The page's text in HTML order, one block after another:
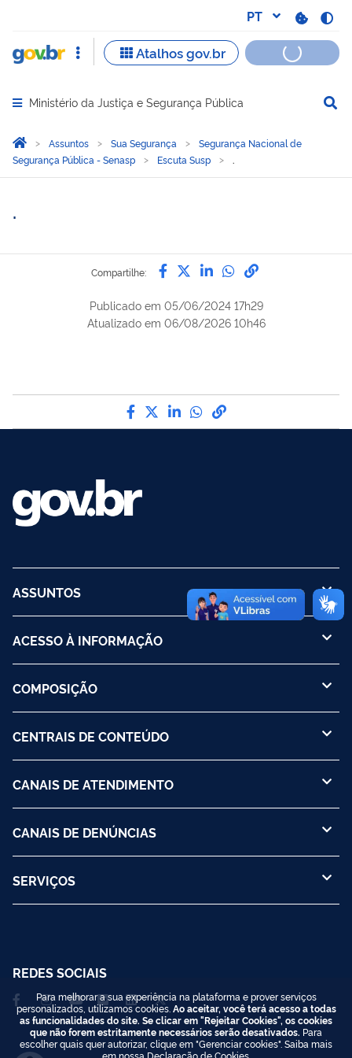
Abrir menu principal de navegação
Ministério da Justiça e Segurança Pública
Você está aqui:
Página Inicial
Assuntos Sua Segurança
Segurança Nacional de
Segurança Pública - Senasp
Escuta Susp .
.
Compartilhe: Compartilhe por Facebook
Compartilhe por Twitter
Compartilhe por
Compartilhe
link para
Publicado em 05/06/2024 17h29
Atualizado em 06/08/2026 10h46
Compartilhe por Facebook
Compartilhe por Twitter
Compartilhe por
Compartilhe por
link para Copiar
ASSUNTOS
ACESSO À INFORMAÇÃO
COMPOSIÇÃO
CENTRAIS DE CONTEÚDO
CANAIS DE ATENDIMENTO
CANAIS DE DENÚNCIAS
SERVIÇOS
REDES SOCIAIS
Para melhorar a sua experiência na plataforma e prover serviços
personalizados, utilizamos cookies. Ao aceitar, você terá acesso a todas
as funcionalidades do site. Se clicar em "Rejeitar Cookies", os cookies
que não forem estritamente necessários serão desativados. Para
escolher quais quer autorizar, clique em "Gerenciar cookies". Saiba mais
em nossa Declaração de Cookies.